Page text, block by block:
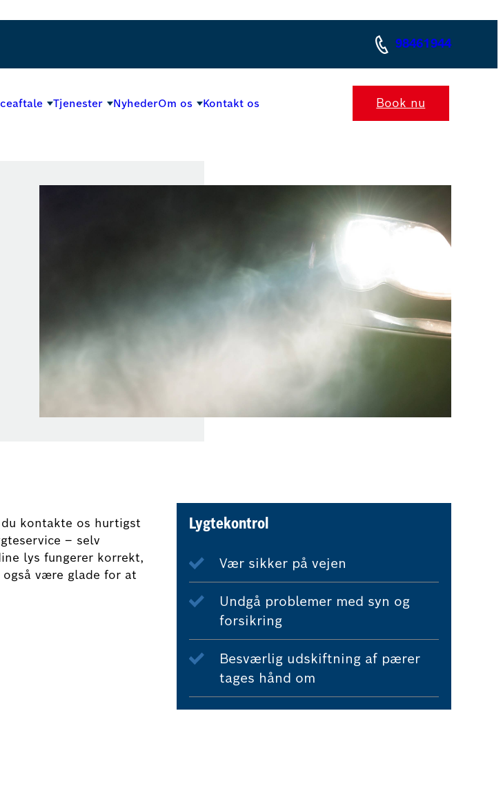
98461944
Tjenester NyhederOm os Kontakt os Book nu
kontakte os hurtigst
– selv
lys fungerer korrekt,
være glade for at
Lygtekontrol
Vær sikker på vejen
Undgå problemer med syn og
forsikring
Besværlig udskiftning af pærer
tages hånd om